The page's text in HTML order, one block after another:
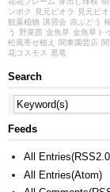
ンボク
見元ビオラ 見元ビ
観葉植物 講習会 赤ぶどう
う
野菜苗 金魚草 金魚草ト
松風寄せ植え
関東園芸店
花コスモス 黒竜
Search
Feeds
All
All Entries(Atom)